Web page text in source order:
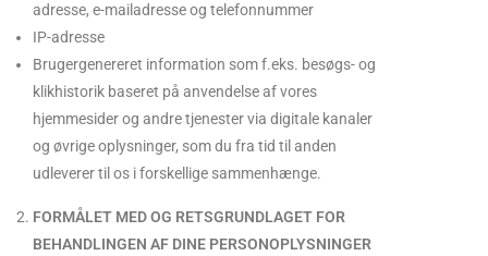
adresse, e-mailadresse og telefonnummer
IP-adresse
Brugergenereret information som f.eks. besøgs- og
klikhistorik baseret på anvendelse af vores
hjemmesider og andre tjenester via digitale kanaler
og øvrige oplysninger, som du fra tid til anden
udleverer til os i forskellige sammenhænge.
FORMÅLET MED OG RETSGRUNDLAGET FOR
BEHANDLINGEN AF DINE PERSONOPLYSNINGER